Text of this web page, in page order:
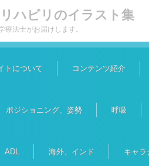
ハビリのイラスト集
療法士がお届けします。
トについて コンテンツ紹介
ポジショニング、姿勢 呼吸
ADL 海外、インド キャラ